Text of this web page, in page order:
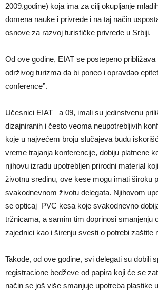
2009.godine) koja ima za cilj okupljanje
domena nauke i privrede i na taj način
osnove za razvoj turističke privrede u Srbiji.
Od ove godine, EIAT se postepeno
održivog turizma da bi poneo i opravdao
conference”.
Učesnici EIAT –a 09, imali su jedinstvenu
dizajniranih i često veoma neupotrebljivih
koje u najvećem broju slučajeva budu
vreme trajanja konferencije, dobiju platnene
njihovu izradu upotrebljen prirodni material
životnu sredinu, ove kese mogu imati široku
svakodnevnom životu delegata. Njihovom
se opticaj PVC kesa koje svakodnevno
tržnicama, a samim tim doprinosi smanjenju
zajednici kao i širenju svesti o potrebi zaštite
Takođe, od ove godine, svi delegati su dobili
registracione bedževe od papira koji će se
način se još više smanjuje upotreba plastike